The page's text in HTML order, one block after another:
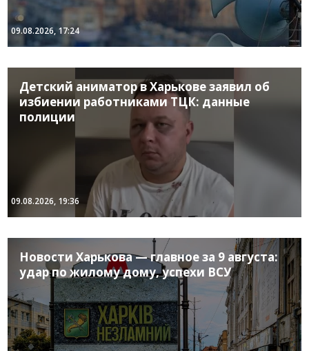
09.08.2026, 17:24
Детский аниматор в Харькове заявил об
избиении работниками ТЦК: данные
полиции
09.08.2026, 19:36
Новости Харькова — главное за 9 августа:
удар по жилому дому, успехи ВСУ